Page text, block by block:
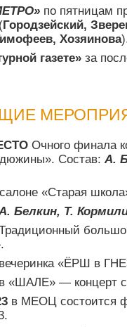
по пятницам
Городзейский,
Хозяинова
газете» за
Очного финала
Состав: А.
«Старая
Белкин, Т.
.
вечеринка «ЁРШ в
в «ШАЛЕ» — концерт
в МЕОЦ состоится